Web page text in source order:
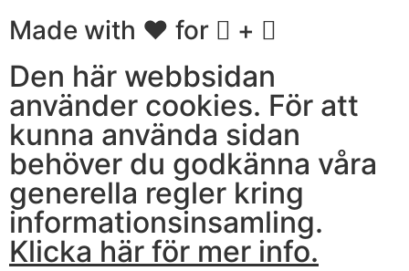
Made with ❤ for +
Den här webbsidan
använder cookies. För att
kunna använda sidan
behöver du godkänna våra
generella regler kring
informationsinsamling.
Klicka här för mer info.